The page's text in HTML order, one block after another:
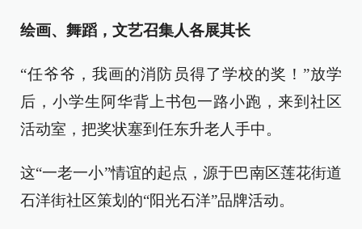
绘画、舞蹈，文艺召集人各展其长
“任爷爷，我画的消防员得了学校的奖！”放学
后，小学生阿华背上书包一路小跑，来到社区
活动室，把奖状塞到任东升老人手中。
这“一老一小”情谊的起点，源于巴南区莲花街道
石洋街社区策划的“阳光石洋”品牌活动。